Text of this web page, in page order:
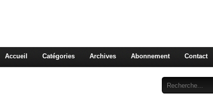
Accueil Catégories Archives Abonnement Contact